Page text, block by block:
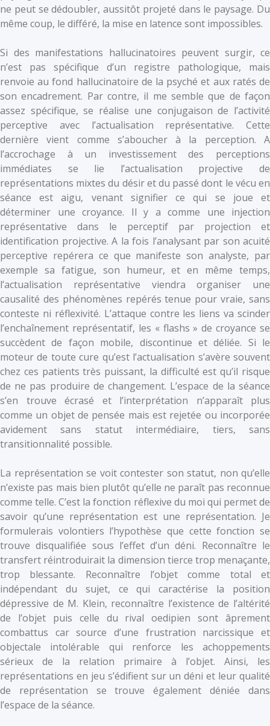
ne peut se dédoubler, aussitôt projeté dans le paysage. Du
même coup, le différé, la mise en latence sont impossibles.
Si des manifestations hallucinatoires peuvent surgir, ce
n’est pas spécifique d’un registre pathologique, mais
renvoie au fond hallucinatoire de la psyché et aux ratés de
son encadrement. Par contre, il me semble que de façon
assez spécifique, se réalise une conjugaison de l’activité
perceptive avec l’actualisation représentative. Cette
dernière vient comme s’aboucher à la perception. A
l’accrochage à un investissement des perceptions
immédiates se lie l’actualisation projective de
représentations mixtes du désir et du passé dont le vécu en
séance est aigu, venant signifier ce qui se joue et
déterminer une croyance. Il y a comme une injection
représentative dans le perceptif par projection et
identification projective. A la fois l’analysant par son acuité
perceptive repérera ce que manifeste son analyste, par
exemple sa fatigue, son humeur, et en même temps,
l’actualisation représentative viendra organiser une
causalité des phénomènes repérés tenue pour vraie, sans
conteste ni réflexivité. L’attaque contre les liens va scinder
l’enchaînement représentatif, les « flashs » de croyance se
succèdent de façon mobile, discontinue et déliée. Si le
moteur de toute cure qu’est l’actualisation s’avère souvent
chez ces patients très puissant, la difficulté est qu’il risque
de ne pas produire de changement. L’espace de la séance
s’en trouve écrasé et l’interprétation n’apparaît plus
comme un objet de pensée mais est rejetée ou incorporée
avidement sans statut intermédiaire, tiers, sans
transitionnalité possible.
La représentation se voit contester son statut, non qu’elle
n’existe pas mais bien plutôt qu’elle ne paraît pas reconnue
comme telle. C’est la fonction réflexive du moi qui permet de
savoir qu’une représentation est une représentation. Je
formulerais volontiers l’hypothèse que cette fonction se
trouve disqualifiée sous l’effet d’un déni. Reconnaître le
transfert réintroduirait la dimension tierce trop menaçante,
trop blessante. Reconnaître l’objet comme total et
indépendant du sujet, ce qui caractérise la position
dépressive de M. Klein, reconnaître l’existence de l’altérité
de l’objet puis celle du rival oedipien sont âprement
combattus car source d’une frustration narcissique et
objectale intolérable qui renforce les achoppements
sérieux de la relation primaire à l’objet. Ainsi, les
représentations en jeu s’édifient sur un déni et leur qualité
de représentation se trouve également déniée dans
l’espace de la séance.